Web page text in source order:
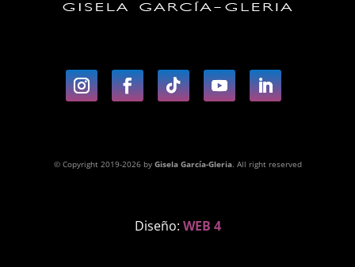
© Copyright 2019-2026 by Gisela García-Gleria. All right reserved
Diseño: WEB 4